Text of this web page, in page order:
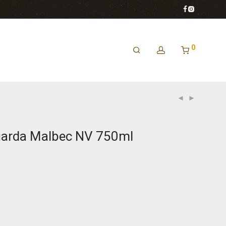
0
Malbec NV 750ml